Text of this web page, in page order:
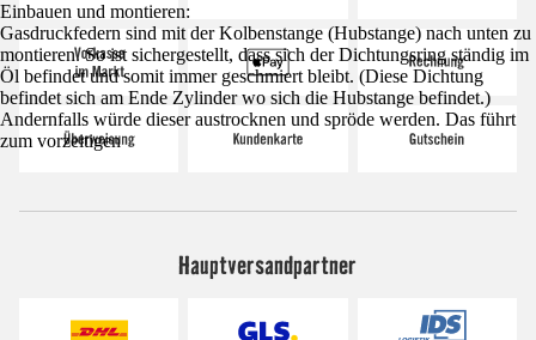
Einbauen und montieren:
Gasdruckfedern sind mit der Kolbenstange (Hubstange) nach unten zu
montieren. So ist sichergestellt, dass sich der Dichtungsring ständig im
Öl befindet und somit immer geschmiert bleibt. (Diese Dichtung
befindet sich am Ende Zylinder wo sich die Hubstange befindet.)
Andernfalls würde dieser austrocknen und spröde werden. Das führt
zum vorzeitigen
Hauptversandpartner